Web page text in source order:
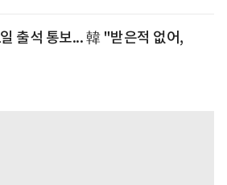
출석 통보... 韓 "받은적 없어,